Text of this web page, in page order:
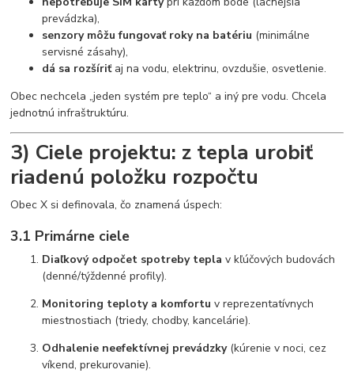
prevádzka),
senzory môžu fungovať roky na batériu (minimálne
servisné zásahy),
dá sa rozšíriťaj na vodu, elektrinu, ovzdušie, osvetlenie.
Obec nechcela „jeden systém pre teplo“ a iný pre vodu. Chcela
jednotnú infraštruktúru.
3) Ciele projektu: z tepla urobiť
riadenú položku rozpočtu
Obec X si definovala, čo znamená úspech:
3.1 Primárne ciele
Diaľkový odpočet spotreby tepla v kľúčových budovách
(denné/týždenné profily).
Monitoring teploty a komfortu v reprezentatívnych
miestnostiach (triedy, chodby, kancelárie).
Odhalenie neefektívnej prevádzky(kúrenie v noci, cez
víkend, prekurovanie).